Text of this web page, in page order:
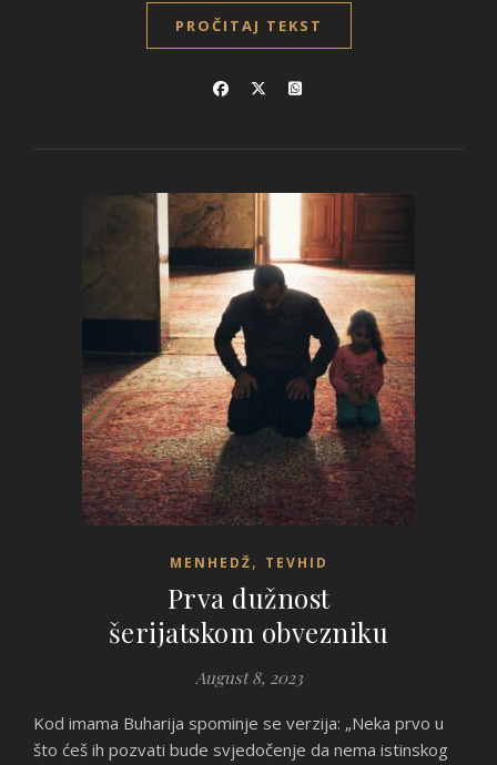
PROČITAJ TEKST
MENHEDŽ, TEVHID
Prva dužnost
šerijatskom obvezniku
August 8, 2023
Kod imama Buharija spominje se verzija: „Neka prvo u
što ćeš ih pozvati bude svjedočenje da nema istinskog